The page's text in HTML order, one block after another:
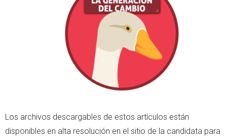
Los archivos descargables de estos artículos están
disponibles en alta resolución en el sitio de la candidata para